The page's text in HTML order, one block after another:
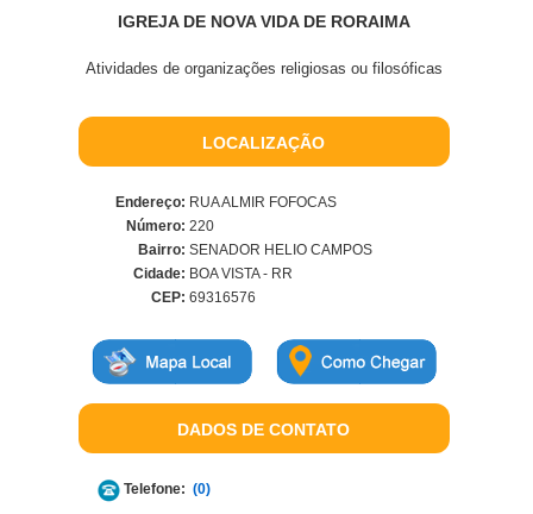
IGREJA DE NOVA VIDA DE RORAIMA
Atividades de organizações religiosas ou filosóficas
LOCALIZAÇÃO
Endereço: RUA ALMIR FOFOCAS
Número: 220
Bairro: SENADOR HELIO CAMPOS
Cidade: BOA VISTA - RR
CEP: 69316576
DADOS DE CONTATO
Telefone: (0)